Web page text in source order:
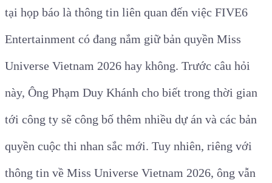
tại họp báo là thông tin liên quan đến việc FIVE6
Entertainment có đang nắm giữ bản quyền Miss
Universe Vietnam 2026 hay không. Trước câu hỏi
này, Ông Phạm Duy Khánh cho biết trong thời gian
tới công ty sẽ công bố thêm nhiều dự án và các bản
quyền cuộc thi nhan sắc mới. Tuy nhiên, riêng với
thông tin về Miss Universe Vietnam 2026, ông vẫn